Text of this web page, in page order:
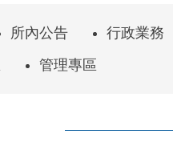
所內公告 行政業務
管理專區